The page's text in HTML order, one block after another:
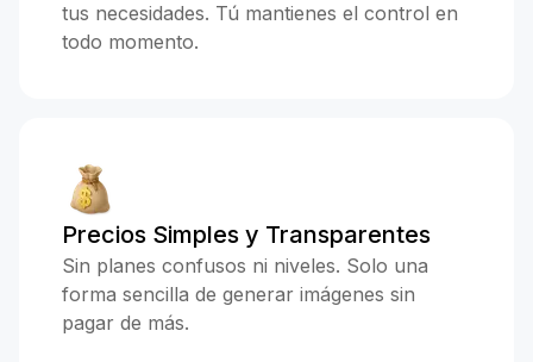
tus necesidades. Tú mantienes el control en
todo momento.
Precios Simples y Transparentes
Sin planes confusos ni niveles. Solo una
forma sencilla de generar imágenes sin
pagar de más.